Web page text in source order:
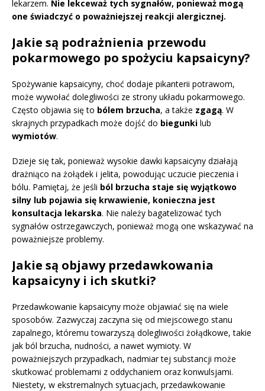
lekarzem. Nie lekceważ tych sygnałów, ponieważ mogą
one świadczyć o poważniejszej reakcji alergicznej.
Jakie są podrażnienia przewodu
pokarmowego po spożyciu kapsaicyny?
Spożywanie kapsaicyny, choć dodaje pikanterii potrawom,
może wywołać dolegliwości ze strony układu pokarmowego.
Często objawia się to bólem brzucha, a także zgagą. W
skrajnych przypadkach może dojść do biegunki lub
wymiotów.
Dzieje się tak, ponieważ wysokie dawki kapsaicyny działają
drażniąco na żołądek i jelita, powodując uczucie pieczenia i
bólu. Pamiętaj, że jeśli ból brzucha staje się wyjątkowo
silny lub pojawia się krwawienie, konieczna jest
konsultacja lekarska. Nie należy bagatelizować tych
sygnałów ostrzegawczych, ponieważ mogą one wskazywać na
poważniejsze problemy.
Jakie są objawy przedawkowania
kapsaicyny i ich skutki?
Przedawkowanie kapsaicyny może objawiać się na wiele
sposobów. Zazwyczaj zaczyna się od miejscowego stanu
zapalnego, któremu towarzyszą dolegliwości żołądkowe, takie
jak ból brzucha, nudności, a nawet wymioty. W
poważniejszych przypadkach, nadmiar tej substancji może
skutkować problemami z oddychaniem oraz konwulsjami.
Niestety, w ekstremalnych sytuacjach, przedawkowanie